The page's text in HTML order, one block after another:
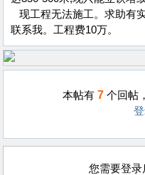
现工程无法施工。求助有
联系我。工程费10万。
本帖有 7 个回帖
您需要登